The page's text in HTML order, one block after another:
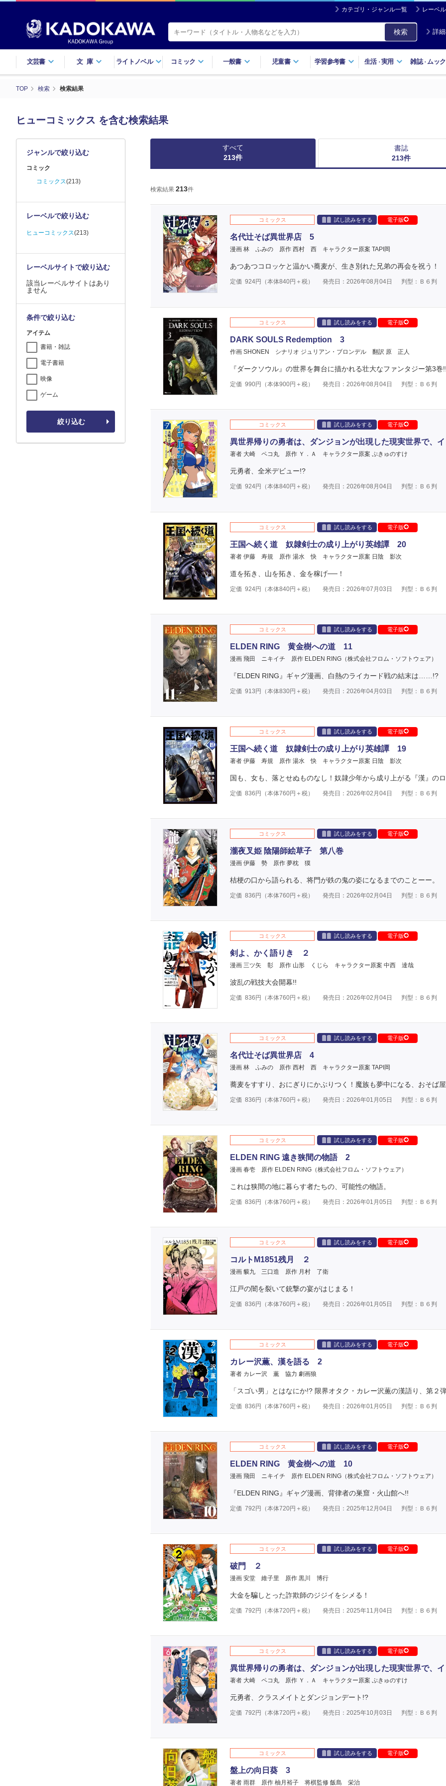
カテゴリ・ジャンル一覧 レーベ
検索 詳
文芸書 文庫 ライトノベル コミック 一般書 児童書 学習参考書 生活・実用 雑誌・ ムック
TOP 検索 検索結果
ヒューコミックス を含む検索結果
すべて
213件
書誌
213件
検索結果 213件
コミックス 試し読みをする 電子版
名代辻そば異世界店 5
漫画 林 ふみの 原作 西村 西 キャラクター原案 TAPI岡
あつあつコロッケと温かい蕎麦が、生き別れた兄弟の再会を祝う！
定価 924円（本体840円＋税） 発売日：2026年08月04日 判型：Ｂ６判
コミックス 試し読みをする 電子版
DARK SOULS Redemption 3
作画 SHONEN シナリオ ジュリアン・ブロンデル 翻訳 原 正人
『ダークソウル』の世界を舞台に描かれる壮大なファンタジー第3巻
定価 990円（本体900円＋税） 発売日：2026年08月04日 判型：Ｂ６判
コミックス 試し読みをする 電子版
異世界帰りの勇者は、ダンジョンが出現した現実世界で、
著者 大崎 ペコ丸 原作 Ｙ．Ａ キャラクター原案 ぷきゅのすけ
元勇者、全米デビュー!?
定価 924円（本体840円＋税） 発売日：2026年08月04日 判型：Ｂ６判
コミックス 試し読みをする 電子版
王国へ続く道 奴隷剣士の成り上がり英雄譚 20
著者 伊藤 寿規 原作 湯水 快 キャラクター原案 日陰 影次
道を拓き、山を拓き、金を稼げ──！
定価 924円（本体840円＋税） 発売日：2026年07月03日 判型：Ｂ６判
コミックス 試し読みをする 電子版
ELDEN RING 黄金樹への道 11
漫画 飛田 ニキイチ 原作 ELDEN RING（株式会社フロム・ソフトウェア）
『ELDEN RING』ギャグ漫画、白熱のライカード戦の結末は……!?
定価 913 円（本体830円＋税） 発売日：2026年04月03日 判型：Ｂ６判
コミックス 試し読みをする 電子版
王国へ続く道 奴隷剣士の成り上がり英雄譚 19
著者 伊藤 寿規 原作 湯水 快 キャラクター原案 日陰 影次
国も、女も、落とせぬものなし！奴隷少年から成り上がる『漢』の
定価 836 円（本体760円＋税） 発売日：2026年02月04日 判型：Ｂ６判
コミックス 試し読みをする 電子版
瀧夜叉姫 陰陽師絵草子 第八巻
漫画 伊藤 勢 原作 夢枕 獏
桔梗の口から語られる、将門が鉄の鬼の姿になるまでのことーー。
定価 836 円（本体760円＋税） 発売日：2026年02月04日 判型：Ｂ６判
コミックス 試し読みをする 電子版
剣よ、かく語りき ２
漫画 三ツ矢 彰 原作 山形 くじら キャラクター原案 中西 達哉
波乱の戦技大会開幕!!
定価 836 円（本体760円＋税） 発売日：2026年02月04日 判型：Ｂ６判
コミックス 試し読みをする 電子版
名代辻そば異世界店 4
漫画 林 ふみの 原作 西村 西 キャラクター原案 TAPI岡
蕎麦をすすり、おにぎりにかぶりつく！魔族も夢中になる、おそば
定価 836 円（本体760円＋税） 発売日：2026年01月05日 判型：Ｂ６判
コミックス 試し読みをする 電子版
ELDEN RING 遠き狭間の物語 2
漫画 春壱 原作 ELDEN RING（株式会社フロム・ソフトウェア）
これは狭間の地に暮らす者たちの、可能性の物語。
定価 836 円（本体760円＋税） 発売日：2026年01月05日 判型：Ｂ６判
コミックス 試し読みをする 電子版
コルトM1851残月 ２
漫画 貘九 三口造 原作 月村 了衛
江戸の闇を裂いて銃撃の宴がはじまる！
定価 836 円（本体760円＋税） 発売日：2026年01月05日 判型：Ｂ６判
コミックス 試し読みをする 電子版
カレー沢薫、漢を語る 2
著者 カレー沢 薫 協力 劇画狼
「スゴい男」とはなにか!? 限界オタク・カレー沢薫の漢語り、第２
定価 836 円（本体760円＋税） 発売日：2026年01月05日 判型：Ｂ６判
コミックス 試し読みをする 電子版
ELDEN RING 黄金樹への道 10
漫画 飛田 ニキイチ 原作 ELDEN RING（株式会社フロム・ソフトウェア）
『ELDEN RING』ギャグ漫画、背律者の巣窟・火山館へ!!
定価 792 円（本体720円＋税） 発売日：2025年12月04日 判型：Ｂ６判
コミックス 試し読みをする 電子版
破門 ２
漫画 安堂 維子里 原作 黒川 博行
大金を騙しとった詐欺師のジジイをシメる！
定価 792 円（本体720円＋税） 発売日：2025年11月04日 判型：Ｂ６判
コミックス 試し読みをする 電子版
異世界帰りの勇者は、ダンジョンが出現した現実世界で、
著者 大崎 ペコ丸 原作 Ｙ．Ａ キャラクター原案 ぷきゅのすけ
元勇者、クラスメイトとダンジョンデート!?
定価 792 円（本体720円＋税） 発売日：2025年10月03日 判型：Ｂ６判
コミックス 試し読みをする 電子版
盤上の向日葵 3
著者 雨群 原作 柚月裕子 将棋監修 飯島 栄治
ジャンルで絞り込む
コミック
コミックス(213)
レーベルで絞り込む
ヒューコミックス(213)
レーベルサイトで絞り込む
該当レーベルサイトはあり
ません
条件で絞り込む
アイテム
書籍・雑誌
電子書籍
映像
ゲーム
絞り込む